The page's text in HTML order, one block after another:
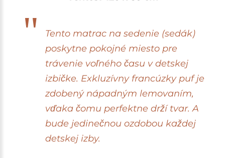
Tento matrac na sedenie (sedák)
poskytne pokojné miesto pre
trávenie voľného času v detskej
izbičke. Exkluzívny francúzky puf je
zdobený nápadným lemovaním,
vďaka čomu perfektne drží tvar. A
bude jedinečnou ozdobou každej
detskej izby.